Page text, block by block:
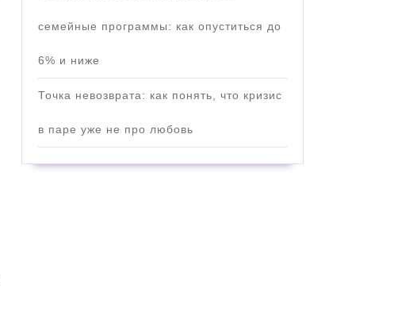
семейные программы: как опуститься до
6% и ниже
Точка невозврата: как понять, что кризис
в паре уже не про любовь